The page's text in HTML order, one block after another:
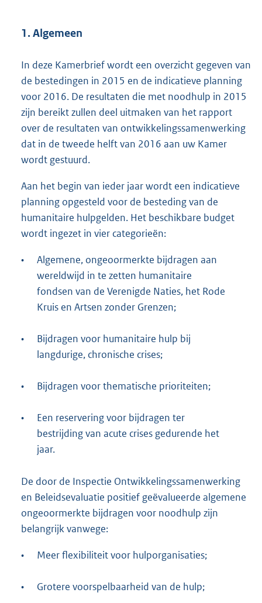
1. Algemeen
In deze Kamerbrief wordt een overzicht gegeven van
de bestedingen in 2015 en de indicatieve planning
voor 2016. De resultaten die met noodhulp in 2015
zijn bereikt zullen deel uitmaken van het rapport
over de resultaten van ontwikkelingssamenwerking
dat in de tweede helft van 2016 aan uw Kamer
wordt gestuurd.
Aan het begin van ieder jaar wordt een indicatieve
planning opgesteld voor de besteding van de
humanitaire hulpgelden. Het beschikbare budget
wordt ingezet in vier categorieën:
•
Algemene, ongeoormerkte bijdragen aan
wereldwijd in te zetten humanitaire
fondsen van de Verenigde Naties, het Rode
Kruis en Artsen zonder Grenzen;
•
Bijdragen voor humanitaire hulp bij
langdurige, chronische crises;
• Bijdragen voor thematische prioriteiten;
•
Een reservering voor bijdragen ter
bestrijding van acute crises gedurende het
jaar.
De door de Inspectie Ontwikkelingssamenwerking
en Beleidsevaluatie positief geëvalueerde algemene
ongeoormerkte bijdragen voor noodhulp zijn
belangrijk vanwege:
• Meer flexibiliteit voor hulporganisaties;
• Grotere voorspelbaarheid van de hulp;